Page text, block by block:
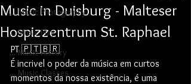
... Music Photography
... Music Play
... Music History
... Music Classes
Music in Duisburg - Malteser
Hospizzentrum St. Raphael
PT 🇵🇹🇧🇷
É incrivel o poder da música em curtos
momentos da nossa existência, é uma